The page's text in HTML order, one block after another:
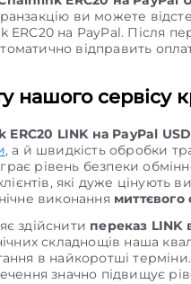
ви можете
на PayPal. Після
відправить
нашого сервісу
ERC20 LINK на PayPal USD
, а й швидкість обробки
рівень безпеки
які дуже цінують
виконання миттєвого
здійснити переказ LINK
складнощів наша
в найкоротші
значно підвищує